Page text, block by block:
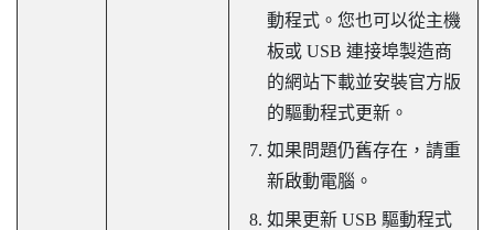
動程式。您也可以從主機
板或 USB 連接埠製造商
的網站下載並安裝官方版
的驅動程式更新。
如果問題仍舊存在，請重
新啟動電腦。
如果更新 USB 驅動程式